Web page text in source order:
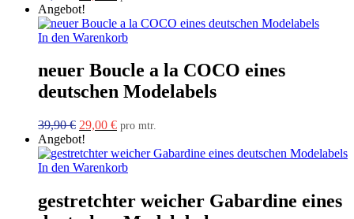
Preis
war:
39,90 €
ist:
29,00 €.
Angebot!
In den Warenkorb
neuer Boucle a la COCO eines
deutschen Modelabels
39,90€ Ursprünglicher
Preis
war:
39,90 €
29,00 €Aktueller
ist:
29,00 €.
pro mtr.
Angebot!
In den Warenkorb
gestretchter weicher Gabardine eines